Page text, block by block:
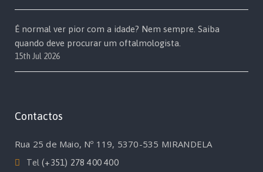
É normal ver pior com a idade? Nem sempre. Saiba
quando deve procurar um oftalmologista.
15th Jul 2026
Contactos
Rua 25 de Maio, Nº 119, 5370-535 MIRANDELA
Tel(+351) 278 400 400